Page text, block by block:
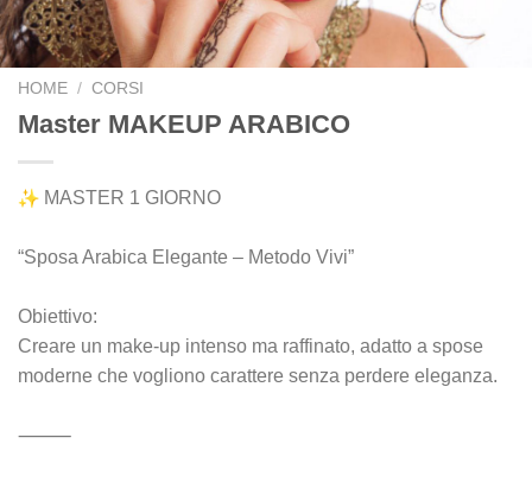
HOME / CORSI
Master MAKEUP ARABICO
MASTER 1 GIORNO
“Sposa Arabica Elegante – Metodo Vivi”
Obiettivo:
Creare un make-up intenso ma raffinato, adatto a spose
moderne che vogliono carattere senza perdere eleganza.
⸻